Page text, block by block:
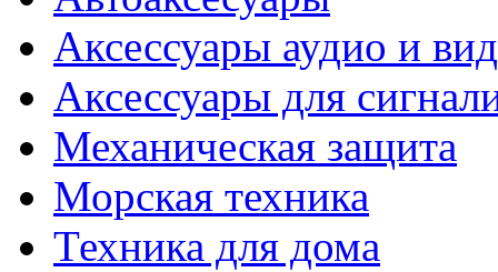
Аксессуары аудио и
Аксессуары для
Механическая защита
Морская техника
Техника для дома